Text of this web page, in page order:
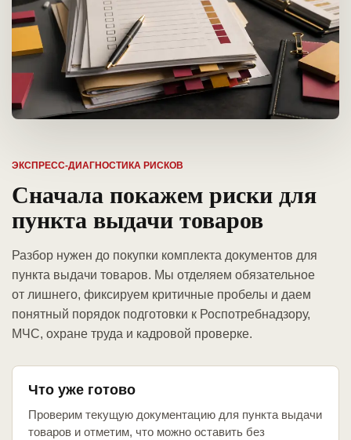
ЭКСПРЕСС-ДИАГНОСТИКА РИСКОВ
Сначала покажем риски для
пункта выдачи товаров
Разбор нужен до покупки комплекта документов для
пункта выдачи товаров. Мы отделяем обязательное
от лишнего, фиксируем критичные пробелы и даем
понятный порядок подготовки к Роспотребнадзору,
МЧС, охране труда и кадровой проверке.
Что уже готово
Проверим текущую документацию для пункта выдачи
товаров и отметим, что можно оставить без